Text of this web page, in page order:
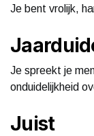
Je bent vrolijk,
Je spreekt je
onduidelijkheid
Juist